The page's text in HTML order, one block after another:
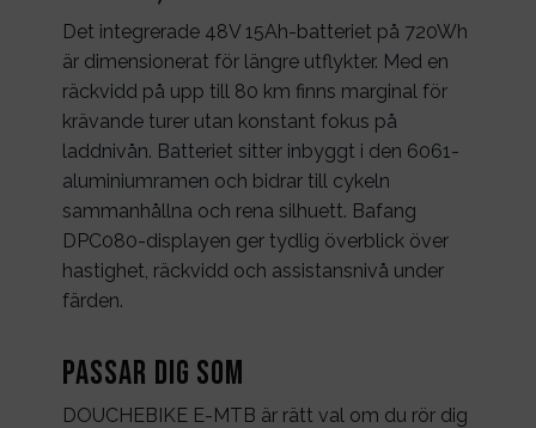
Det integrerade 48V 15Ah-batteriet på 720Wh
är dimensionerat för längre utflykter. Med en
räckvidd på upp till 80 km finns marginal för
krävande turer utan konstant fokus på
laddnivån. Batteriet sitter inbyggt i den 6061-
aluminiumramen och bidrar till cykeln
sammanhållna och rena silhuett. Bafang
DPC080-displayen ger tydlig överblick över
hastighet, räckvidd och assistansnivå under
färden.
Passar dig som
DOUCHEBIKE E-MTB är rätt val om du rör dig